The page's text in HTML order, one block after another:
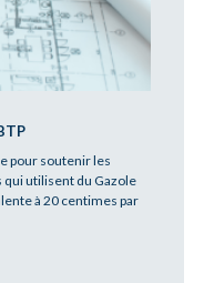
pour soutenir les
qui utilisent du Gazole
à 20 centimes par